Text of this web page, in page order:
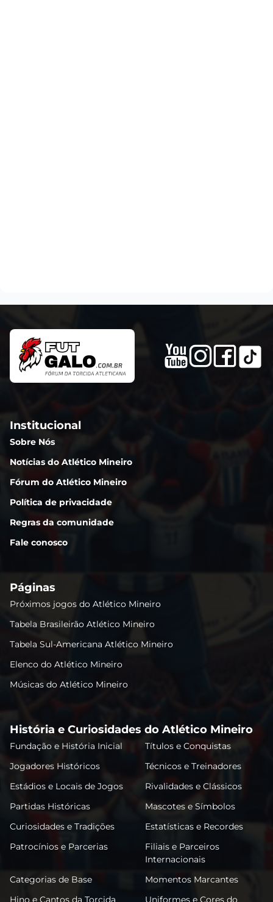
Institucional
Sobre Nós
Notícias do Atlético Mineiro
Fórum do Atlético Mineiro
Política de privacidade
Regras da comunidade
Fale conosco
Páginas
Próximos jogos do Atlético Mineiro
Tabela Brasileirão Atlético Mineiro
Tabela Sul-Americana Atlético Mineiro
Elenco do Atlético Mineiro
Músicas do Atlético Mineiro
História e Curiosidades do Atlético Mineiro
Fundação e História Inicial
Títulos e Conquistas
Jogadores Históricos
Técnicos e Treinadores
Estádios e Locais de Jogos
Rivalidades e Clássicos
Partidas Históricas
Mascotes e Símbolos
Curiosidades e Tradições
Estatísticas e Recordes
Patrocínios e Parcerias
Filiais e Parceiros
Internacionais
Categorias de Base
Momentos Marcantes
Hino e Cantos da Torcida
Uniformes e Cores do